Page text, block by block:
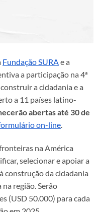
Fundação SURAe a
a participação na 4ª
a cidadania e a
a 11 países latino-
abertas até 30 de
on-line.
na América
selecionar e apoiar a
construção da cidadania
região. Serão
(USD 50.000) para cada